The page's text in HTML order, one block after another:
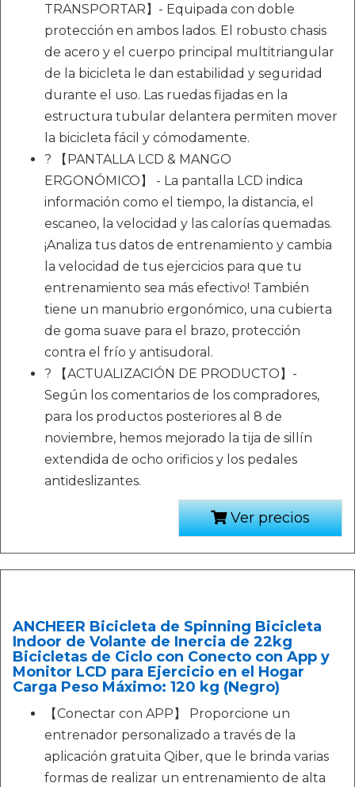
TRANSPORTAR】- Equipada con doble
protección en ambos lados. El robusto chasis
de acero y el cuerpo principal multitriangular
de la bicicleta le dan estabilidad y seguridad
durante el uso. Las ruedas fijadas en la
estructura tubular delantera permiten mover
la bicicleta fácil y cómodamente.
? 【PANTALLA LCD & MANGO
ERGONÓMICO】 - La pantalla LCD indica
información como el tiempo, la distancia, el
escaneo, la velocidad y las calorías quemadas.
¡Analiza tus datos de entrenamiento y cambia
la velocidad de tus ejercicios para que tu
entrenamiento sea más efectivo! También
tiene un manubrio ergonómico, una cubierta
de goma suave para el brazo, protección
contra el frío y antisudoral.
? 【ACTUALIZACIÓN DE PRODUCTO】-
Según los comentarios de los compradores,
para los productos posteriores al 8 de
noviembre, hemos mejorado la tija de sillín
extendida de ocho orificios y los pedales
antideslizantes.
Ver precios
ANCHEER Bicicleta de Spinning Bicicleta
Indoor de Volante de Inercia de 22kg
Bicicletas de Ciclo con Conecto con App y
Monitor LCD para Ejercicio en el Hogar
Carga Peso Máximo: 120 kg (Negro)
【Conectar con APP】 Proporcione un
entrenador personalizado a través de la
aplicación gratuita Qiber, que le brinda varias
formas de realizar un entrenamiento de alta